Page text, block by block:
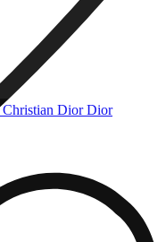
Christian Dior Dior